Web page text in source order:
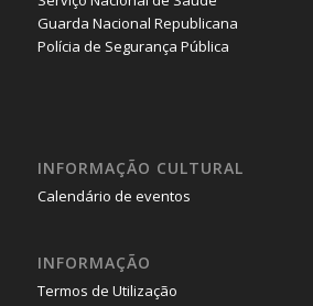
Guarda Nacional Republicana
Polícia de Segurança Pública
INFORMAÇÃO CULTURAL
Calendário de eventos
INFORMAÇÃO
Termos de Utilização